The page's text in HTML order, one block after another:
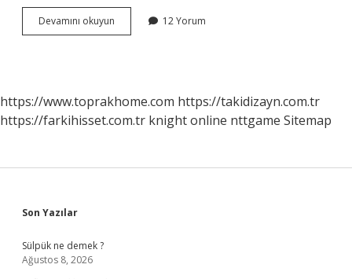
Devamını okuyun
Yapıştırıcısı
12 Yorum
https://www.toprakhome.com https://takidizayn.com.tr
https://farkihisset.com.tr knight online nttgame Sitemap
Sidebar
Son Yazılar
Sülpük ne demek ?
Ağustos 8, 2026